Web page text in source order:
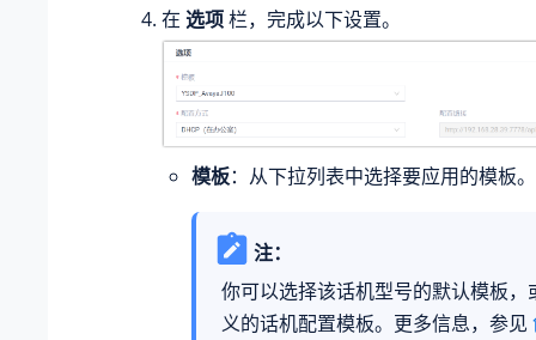
在 选项栏，完成以下设置。
模板：从下拉列表中选择要应用的模板。
注：
你可以选择该话机型号的默认模板，
义的话机配置模板。更多信息，参见